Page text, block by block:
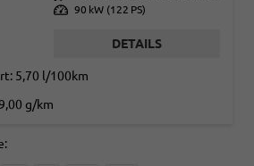
Leistung 90 kW (122 PS)
DETAILS
5,70 l/100km
g/km